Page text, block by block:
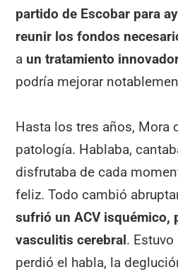
partido de Escobar para
reunir los fondos
a un tratamiento
podría mejorar
Hasta los tres años, Mora
patología. Hablaba,
disfrutaba de cada
feliz. Todo cambió
sufrió un ACV isquémico,
vasculitis cerebral.
perdió el habla, la